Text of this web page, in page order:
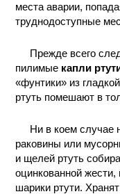
места аварии,
труднодоступные
Прежде всего
пилимые капли
«фунтики» из
ртуть помешают в
Ни в коем случае
раковины или
и щелей ртуть
оцинкованной
шарики ртути.